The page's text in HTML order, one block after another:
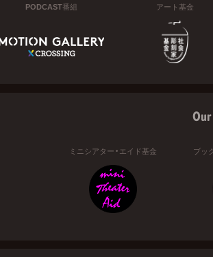
PODCAST番組 アート基金
ミニシアター・エイド基金 ブッ